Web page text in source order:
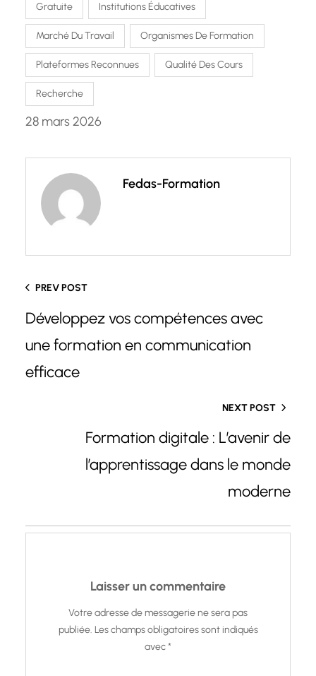
Gratuite Institutions Éducatives
Marché Du Travail Organismes De Formation
Plateformes Reconnues Qualité Des Cours
Recherche
28 mars 2026
Fedas-Formation
PREV POST
Développez vos compétences avec
une formation en communication
efficace
NEXT POST
Formation digitale : L’avenir de
l’apprentissage dans le monde
moderne
Laisser un commentaire
Votre adresse de messagerie ne sera pas
publiée. Les champs obligatoires sont indiqués
avec*